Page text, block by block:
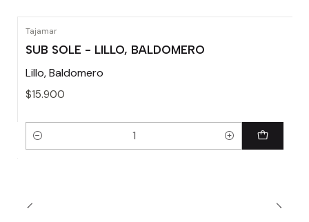
Tajamar
SUB SOLE - LILLO, BALDOMERO
Lillo, Baldomero
$15.900
Cantidad